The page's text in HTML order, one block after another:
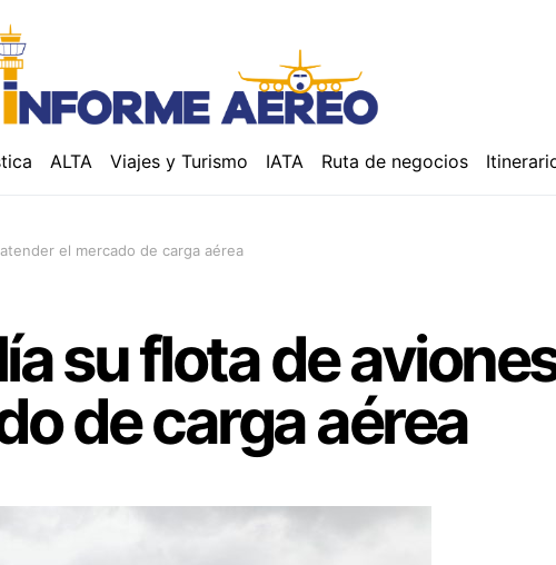
ALTA Viajes y Turismo IATA Ruta de negocios
el mercado de carga aérea
su flota de
de carga aérea